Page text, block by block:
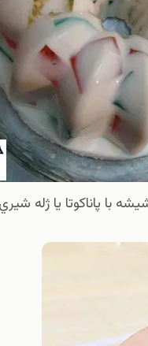
يا ژله شيري